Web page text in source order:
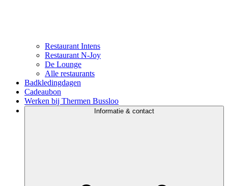
Restaurant Intens
Restaurant N-Joy
De Lounge
Alle restaurants
Badkledingdagen
Cadeaubon
Werken bij Thermen Bussloo
Informatie & contact